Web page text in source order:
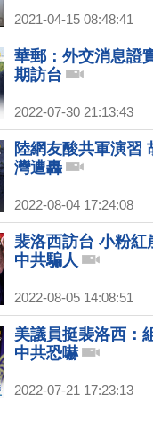
2021-04-15 08:48:41
華郵：外交消息證
期訪台
2022-07-30 21:13:43
陸網友酸共軍演習
灣遭轟
2022-08-04 17:24:08
裴洛西訪台 小粉紅
中共騙人
2022-08-05 14:08:51
美議員挺裴洛西：
中共恐嚇
2022-07-21 17:23:13